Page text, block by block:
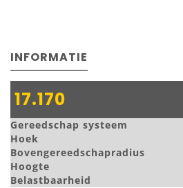
INFORMATIE
17.170
Gereedschap systeem
Hoek
Bovengereedschapradius
Hoogte
Belastbaarheid